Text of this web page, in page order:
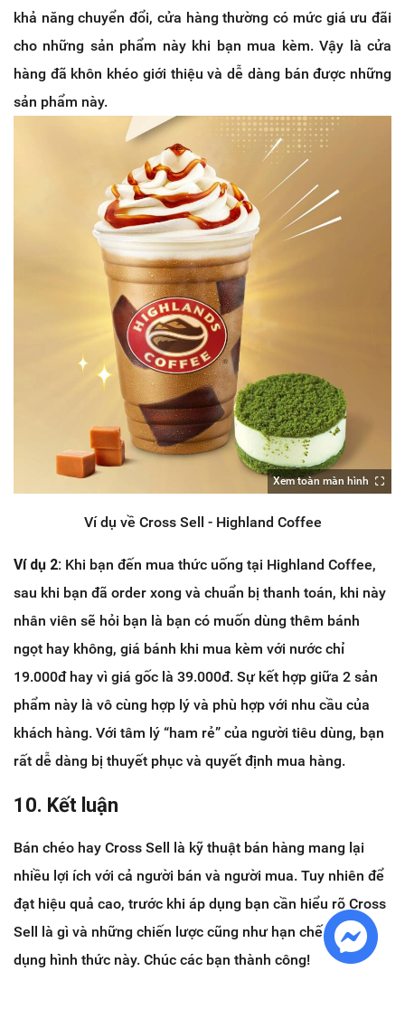
khả năng chuyển đổi, cửa hàng thường có mức giá ưu đãi
cho những sản phẩm này khi bạn mua kèm. Vậy là cửa
hàng đã khôn khéo giới thiệu và dễ dàng bán được những
sản phẩm này.
Xem toàn màn hình
Ví dụ về Cross Sell - Highland Coffee
Ví dụ 2: Khi bạn đến mua thức uống tại Highland Coffee,
sau khi bạn đã order xong và chuẩn bị thanh toán, khi này
nhân viên sẽ hỏi bạn là bạn có muốn dùng thêm bánh
ngọt hay không, giá bánh khi mua kèm với nước chỉ
19.000đ hay vì giá gốc là 39.000đ. Sự kết hợp giữa 2 sản
phẩm này là vô cùng hợp lý và phù hợp với nhu cầu của
khách hàng. Với tâm lý “ham rẻ” của người tiêu dùng, bạn
rất dễ dàng bị thuyết phục và quyết định mua hàng.
10. Kết luận
Bán chéo hay Cross Sell là kỹ thuật bán hàng mang lại
nhiều lợi ích với cả người bán và người mua. Tuy nhiên để
đạt hiệu quả cao, trước khi áp dụng bạn cần hiểu rõ Cross
Sell là gì và những chiến lược cũng như hạn chế khi áp
dụng hình thức này. Chúc các bạn thành công!